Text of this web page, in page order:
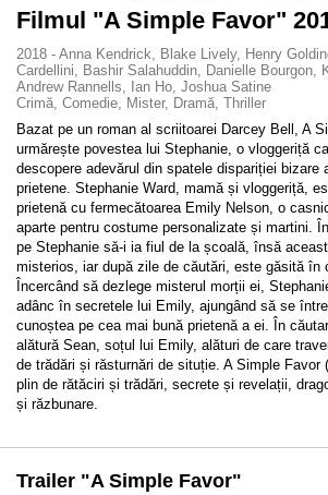
Filmul "A Simple Favor"
2018 - Anna Kendrick, Blake Lively, Henry
Cardellini, Bashir Salahuddin, Danielle Bourgon,
Andrew Rannells, Ian Ho, Joshua Satine
Crimă, Comedie, Mister, Dramă, Thriller
Bazat pe un roman al scriitoarei Darcey Bell, A
urmărește povestea lui Stephanie, o vloggeriță
descopere adevărul din spatele dispariției bizare
prietene. Stephanie Ward, mamă și vloggeriță,
prietenă cu fermecătoarea Emily Nelson, o
aparte pentru costume personalizate și martini.
pe Stephanie să-i ia fiul de la școală, însă
misterios, iar după zile de căutări, este găsită în
Încercând să dezlege misterul morții ei,
adânc în secretele lui Emily, ajungând să se
cunoștea pe cea mai bună prietenă a ei. În
alătură Sean, soțul lui Emily, alături de care
de trădări și răsturnări de situție. A Simple Favor
plin de rătăciri și trădări, secrete și revelații,
și răzbunare.
Trailer "A Simple Favor"